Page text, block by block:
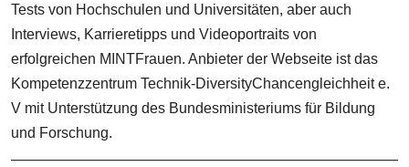
Tests von Hochschulen und Universitäten, aber auch
Interviews, Karrieretipps und Videoportraits von
erfolgreichen MINTFrauen. Anbieter der Webseite ist das
Kompetenzzentrum Technik-DiversityChancengleichheit e.
V mit Unterstützung des Bundesministeriums für Bildung
und Forschung.